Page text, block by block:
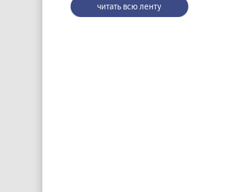
читать всю ленту